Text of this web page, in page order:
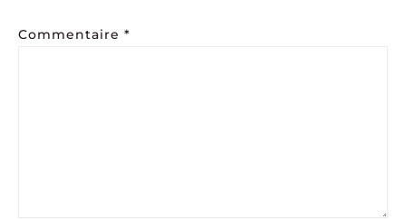
Commentaire *